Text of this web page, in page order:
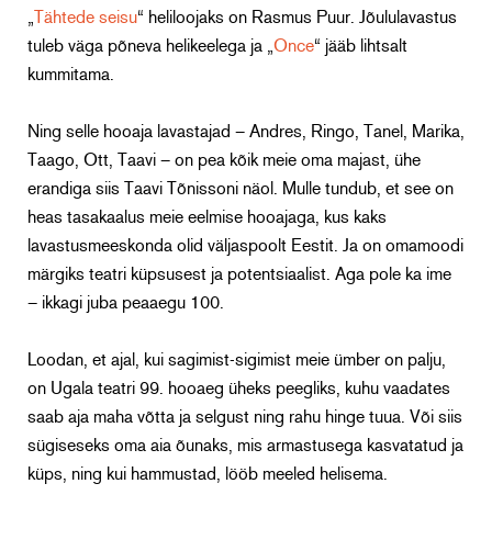
Tähtede seisu“ heliloojaks on Rasmus Puur. Jõululavastus
tuleb väga põneva helikeelega ja „ Once“ jääb lihtsalt
kummitama.
Ning selle hooaja lavastajad – Andres, Ringo, Tanel, Marika,
Taago, Ott, Taavi – on pea kõik meie oma majast, ühe
erandiga siis Taavi Tõnissoni näol. Mulle tundub, et see on
heas tasakaalus meie eelmise hooajaga, kus kaks
lavastusmeeskonda olid väljaspoolt Eestit. Ja on omamoodi
märgiks teatri küpsusest ja potentsiaalist. Aga pole ka ime
– ikkagi juba peaaegu 100.
Loodan, et ajal, kui sagimist-sigimist meie ümber on palju,
on Ugala teatri 99. hooaeg üheks peegliks, kuhu vaadates
saab aja maha võtta ja selgust ning rahu hinge tuua. Või siis
sügiseseks oma aia õunaks, mis armastusega kasvatatud ja
küps, ning kui hammustad, lööb meeled helisema.